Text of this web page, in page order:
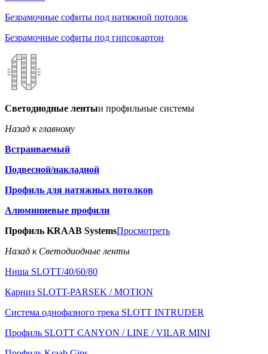
Безрамочные софиты под натяжной потолок
Безрамочные софиты под гипсокартон
Светодиодные лентыи профильные системы
Назад к главному
Встраиваемый
Подвесной/накладной
Профиль для натяжных потолков
Алюминиевые профили
Профиль KRAAB SystemsПросмотреть
Назад к Светодиодные ленты
Ниша SLOTT/40/60/80
Карниз SLOTT-PARSEK / MOTION
Система однофазного трека SLOTT INTRUDER
Профиль SLOTT CANYON / LINE / VILAR MINI